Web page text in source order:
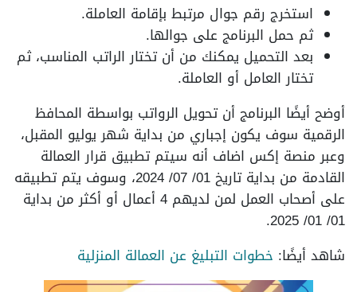
استخرج رقم جوال مرتبط بإقامة العاملة.
ثم حمل البرنامج على جوالها.
بعد التحميل يمكنك من أن تختار الراتب المناسب، ثم
تختار العامل أو العاملة.
أوضح أيضًا البرنامج أن تحويل الرواتب بواسطة المحافظ
الرقمية سوف يكون إجباري من بداية شهر يوليو المقبل،
وعبر منصة إكس اضاف أنه سيتم تطبيق قرار العمالة
القادمة من بداية تاريخ 01/ 07/ 2024، وسوف يتم تطبيقه
على أصحاب العمل لمن لديهم 4 أعمال أو أكثر من بداية
01/ 01/ 2025.
شاهد أيضًا: خطوات التبليغ عن العمالة المنزلية